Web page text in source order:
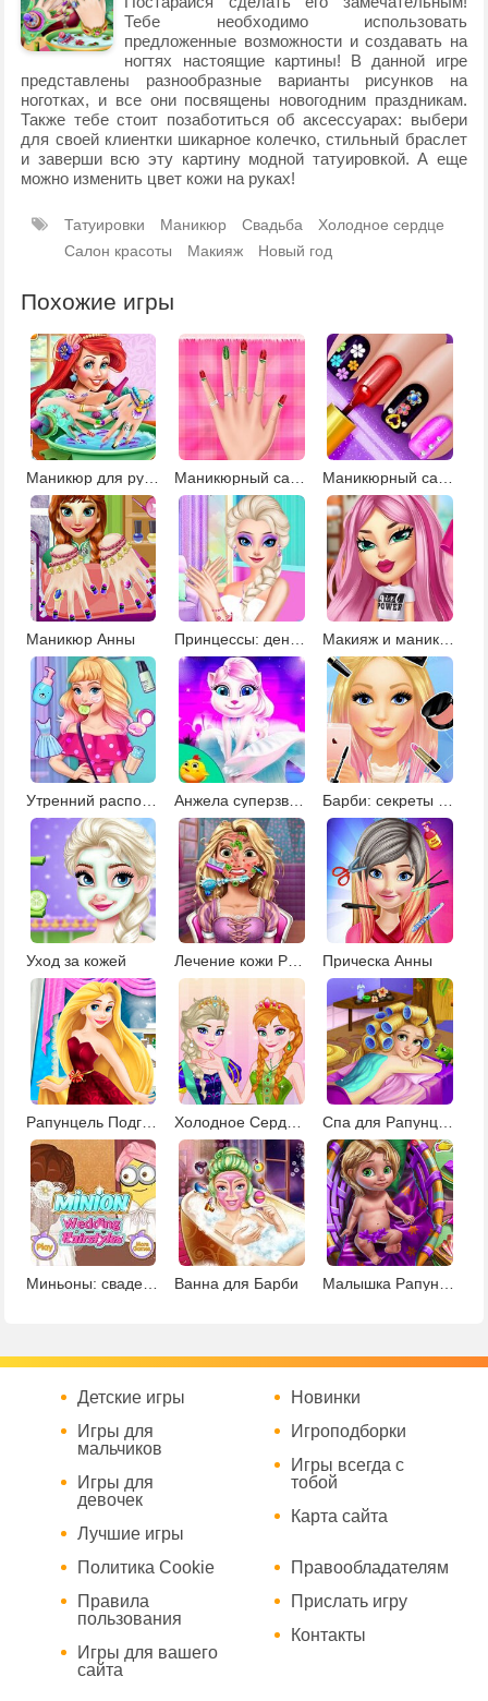
Тебе необходимо использовать
предложенные возможности и создавать на
ногтях настоящие картины! В данной игре
представлены разнообразные варианты рисунков на
ноготках, и все они посвящены новогодним праздникам.
Также тебе стоит позаботиться об аксессуарах: выбери
для своей клиентки шикарное колечко, стильный браслет
и заверши всю эту картину модной татуировкой. А еще
можно изменить цвет кожи на руках!
Татуировки Маникюр Свадьба
Холодное сердце
Салон красоты
Макияж Новый год
Похожие игры
Маникюр для русалочки
Маникюр Анны Макияж и маникюр для модных кукол
Утренний распорядок Барби Анжела суперзвезда моды
Уход за кожей Лечение кожи Рапунцель Прическа Анны
Рапунцель Подготовка к рождественскому вечеру Холодное Сердце Одевалки Анны Спа для Рапунцель
Миньоны: свадебные прически Ванна для Барби Малышка Рапунцель
Детские игры
Игры для
мальчиков
Игры для
девочек
Лучшие игры
Новинки
Игроподборки
Игры всегда с
тобой
Карта сайта
Политика Cookie
Правила
пользования
Игры для вашего
сайта
Правообладателям
Прислать игру
Контакты